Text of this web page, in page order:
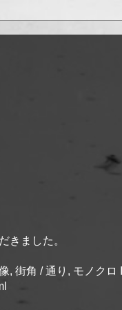
きました。
, 街角 / 通り, モノク